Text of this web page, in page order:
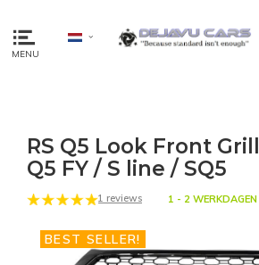
MENU
RS Q5 Look Front
Q5 FY / S line / SQ5
1 reviews 1 - 2
BEST SELLER!